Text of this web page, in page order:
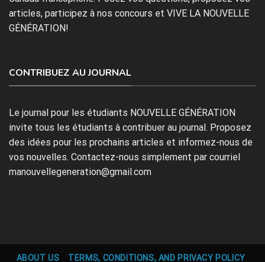
articles, participez à nos concours et VIVE LA NOUVELLE
GÉNÉRATION!
CONTRIBUEZ AU JOURNAL
Le journal pour les étudiants NOUVELLE GÉNÉRATION
invite tous les étudiants à contribuer au journal. Proposez
des idées pour les prochains articles et informez-nous de
vos nouvelles. Contactez-nous simplement par courriel
manouvellegeneration@gmail.com
ABOUT US TERMS, CONDITIONS, AND PRIVACY POLICY